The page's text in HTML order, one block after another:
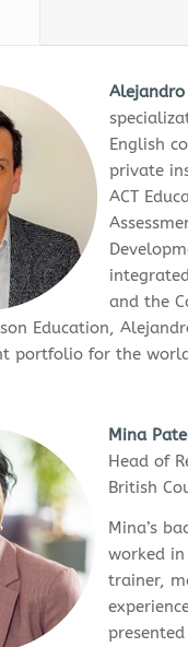
English
private
ACT
and the
Education,
portfolio for the
Mina
Head of
British
Mina’s
worked in
trainer,